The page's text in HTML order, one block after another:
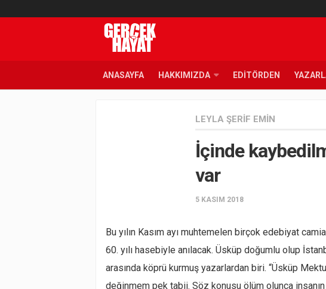
ANASAYFA HAKKIMIZDA EDITÖRDEN
LEYLA ŞERIF EMIN
İçinde
var
5 KASIM 2018
Bu yılın Kasım ayı muhtemelen birçok edebiyat
60. yılı hasebiyle anılacak. Üsküp doğumlu olup
arasında köprü kurmuş yazarlardan biri. “Üsküp
değinmem pek tabii. Söz konusu ölüm olunca